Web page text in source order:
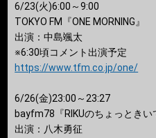
6/23(火)6:00～9:00
TOKYO FM『ONE MORNING』
出演：中島颯太
※6:30頃コメント出演予定
https://www.tfm.co.jp/one/
6/26(金)23:00～23:27
bayfm78『RIKUのちょっときい
出演：八木勇征